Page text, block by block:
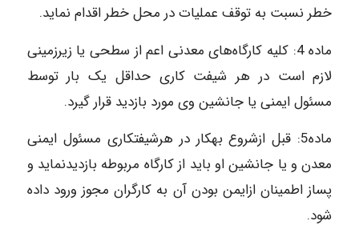
خطر نسبت به توقف عملیات در محل خطر اقدام نماید.
ماده‌ 4: کلیه کارگاه‌های معدنی اعم از سطحی یا زیرزمینی
لازم است در هر شیفت کاری حداقل یک بار توسط
مسئول ایمنی یا جانشین وی مورد بازدید قرار گیرد.
ماده‌5: قبل ازشروع به‎کار در هرشیفت‎کاری مسئول ایمنی
معدن و یا جانشین او باید از کارگاه مربوطه بازدیدنماید و
پس‎از اطمینان ازایمن بودن آن ‎به ‎کارگران ‎مجوز‎ ورود داده
شود.